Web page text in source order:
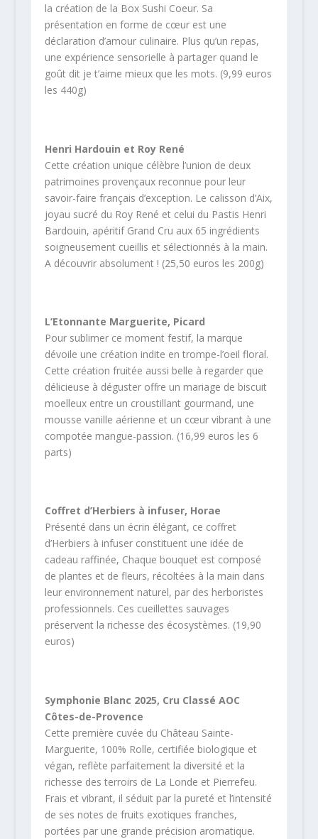
la création de la Box Sushi Coeur. Sa
présentation en forme de cœur est une
déclaration d’amour culinaire. Plus qu’un repas,
une expérience sensorielle à partager quand le
goût dit je t’aime mieux que les mots. (9,99 euros
les 440g)
Henri Hardouin et Roy René
Cette création unique célèbre l’union de deux
patrimoines provençaux reconnue pour leur
savoir-faire français d’exception. Le calisson d’Aix,
joyau sucré du Roy René et celui du Pastis Henri
Bardouin, apéritif Grand Cru aux 65 ingrédients
soigneusement cueillis et sélectionnés à la main.
A découvrir absolument ! (25,50 euros les 200g)
L’Etonnante Marguerite, Picard
Pour sublimer ce moment festif, la marque
dévoile une création indite en trompe-l’oeil floral.
Cette création fruitée aussi belle à regarder que
délicieuse à déguster offre un mariage de biscuit
moelleux entre un croustillant gourmand, une
mousse vanille aérienne et un cœur vibrant à une
compotée mangue-passion. (16,99 euros les 6
parts)
Coffret d’Herbiers à infuser, Horae
Présenté dans un écrin élégant, ce coffret
d’Herbiers à infuser constituent une idée de
cadeau raffinée, Chaque bouquet est composé
de plantes et de fleurs, récoltées à la main dans
leur environnement naturel, par des herboristes
professionnels. Ces cueillettes sauvages
préservent la richesse des écosystèmes. (19,90
euros)
Symphonie Blanc 2025, Cru Classé AOC
Côtes-de-Provence
Cette première cuvée du Château Sainte-
Marguerite, 100% Rolle, certifiée biologique et
végan, reflète parfaitement la diversité et la
richesse des terroirs de La Londe et Pierrefeu.
Frais et vibrant, il séduit par la pureté et l’intensité
de ses notes de fruits exotiques franches,
portées par une grande précision aromatique.